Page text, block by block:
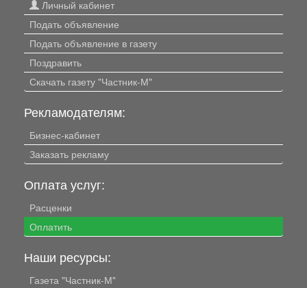
Личный кабинет
Подать объявление
Подать объявление в газету
Поздравить
Скачать газету "Частник-М"
Рекламодателям:
Бизнес-кабинет
Заказать рекламу
Оплата услуг:
Расценки
Оплатить
Наши ресурсы:
Газета "Частник-М"